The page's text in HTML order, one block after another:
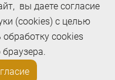
вы даете согласие
(cookies) с целью
cookies